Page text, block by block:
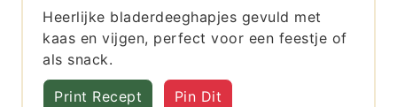
Heerlijke bladerdeeghapjes gevuld met
kaas en vijgen, perfect voor een feestje of
als snack.
Print Recept Pin Dit